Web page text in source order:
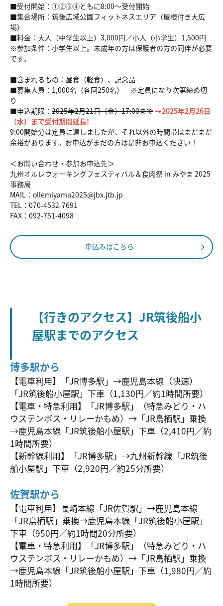
■受付開始：①②③④ともに8:00～受付開始
■集合場所：筑後広域公園フィットネスエリア（屋根付き大広
場）
■料金：大人（中学生以上）3,000円／小人（小学生）1,500円
※参加条件：小学生以上。未成年の方は保護者の方の同伴が必要
です。
■含まれるもの：昼食（軽食）、記念品
■募集人員：1,000名（各回250名） ※定員になり次第締め切
り
■申込期限： 2025年2月21日（金）17:00まで→2025年2月26日
（水）まで受付期間延長!
9:00開始分は定員に達しましたが、それ以外の時間帯はまだまだ
余裕があります。お申込がまだの方は是非お申込ください！
＜お問い合わせ・参加お申込先＞
九州オルレウォーキングフェスティバル＆食肉祭 in みやま 2025
事務局
MAIL：ollemiyama2025@jbx.jtb.jp
TEL：070-4532-7691
FAX：092-751-4098
申込みはこちら
【行きのアクセス】JR筑後船小
屋駅までのアクセス
博多駅から
【電車利用】「JR博多駅」→鹿児島本線（快速）
「JR筑後船小屋駅」下車（1,130円／約1時間所要）
【電車・特急利用】「JR博多駅」（特急みどり・ハ
ウステンボス・リレーかもめ）→「JR鳥栖駅」乗換
→鹿児島本線「JR筑後船小屋駅」下車（2,410円／約
1時間所要）
【新幹線利用】「JR博多駅」→九州新幹線「JR筑後
船小屋駅」下車（2,920円／約25分所要）
佐賀駅から
【電車利用】長崎本線「JR佐賀駅」→鹿児島本線
「JR鳥栖駅」乗換→鹿児島本線「JR筑後船小屋駅」
下車（950円／約1時間20分所要）
【電車・特急利用】「JR博多駅」（特急みどり・ハ
ウステンボス・リレーかもめ）→「JR鳥栖駅」乗換
→鹿児島本線「JR筑後船小屋駅」下車（1,980円／約
1時間所要）